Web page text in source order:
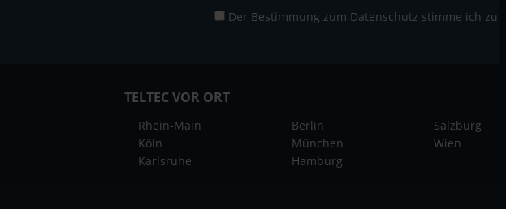
Der Bestimmung zum Datenschutz stimme ich zu
TELTEC VOR ORT
Rhein-Main
Köln
Karlsruhe
Berlin
München
Hamburg
Salzburg
Wien